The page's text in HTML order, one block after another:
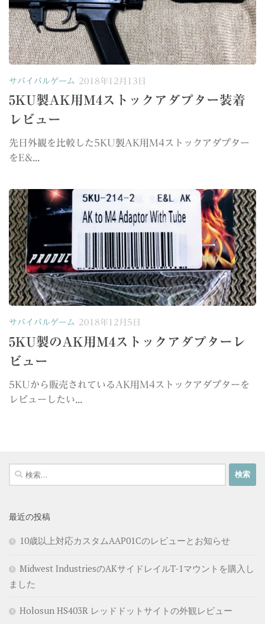
サバイバルゲーム 2018年12月13日
5KU製AK用M4ストックアダプター装着
レビュー
先日外観を比較した5KU製AK用M4ストックアダプター
をE&...
サバイバルゲーム 2018年12月5日
5KU製のAK用M4ストックアダプターレ
ビュー
5KUから販売されているAK用M4ストックアダプターを
レビューしたい...
検
索:
最近の投稿
10歳以上対応カスタムAAP01Cのレビューとお知らせ
Midwest IndustriesのAKサイドレイルT-1マウントを購入し
ました
Holosun HS403R レッドドットサイトの外観レビュー